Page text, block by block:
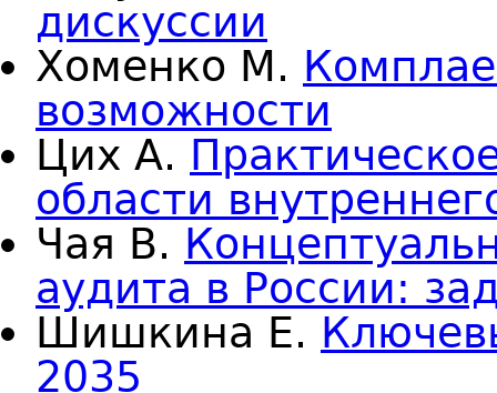
дискуссии
Хоменко М.
возможности
Цих А.
области
Чая В.
аудита в России:
Шишкина Е.
2035